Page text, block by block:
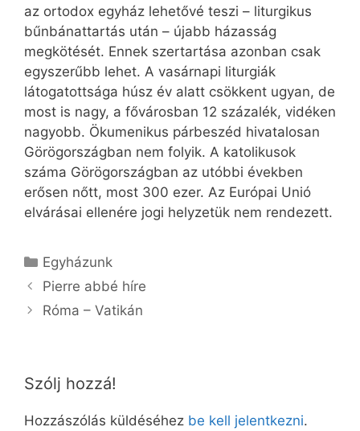
az ortodox egyház lehetővé teszi – liturgikus
bűnbánattartás után – újabb házasság
megkötését. Ennek szertartása azonban csak
egyszerűbb lehet. A vasárnapi liturgiák
látogatottsága húsz év alatt csökkent ugyan, de
most is nagy, a fővárosban 12 százalék, vidéken
nagyobb. Ökumenikus párbeszéd hivatalosan
Görögországban nem folyik. A katolikusok
száma Görögországban az utóbbi években
erősen nőtt, most 300 ezer. Az Európai Unió
elvárásai ellenére jogi helyzetük nem rendezett.
Kategória
Egyházunk
Pierre abbé híre
Róma – Vatikán
Szólj hozzá!
Hozzászólás küldéséhez be kell jelentkezni.